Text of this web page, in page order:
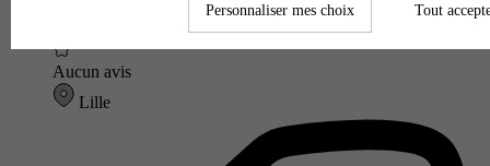
Aucun avis
Lille
Personnaliser mes choix Tout